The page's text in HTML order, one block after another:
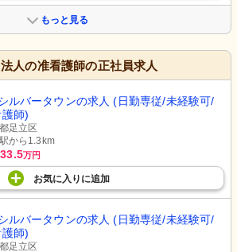
もっと見る
法人の准看護師の正社員求人
ルバータウンの求人 (日勤専従/未経験可/
師)
足立区
から1.3km
33.5万円
お気に入り に追加
ルバータウンの求人 (日勤専従/未経験可/
師)
足立区